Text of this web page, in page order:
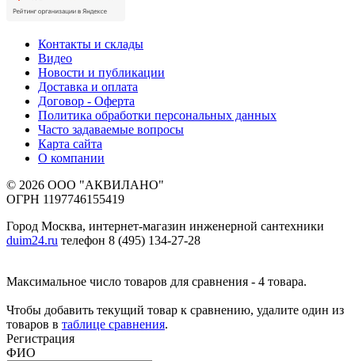
Контакты и склады
Видео
Новости и публикации
Доставка и оплата
Договор - Оферта
Политика обработки персональных данных
Часто задаваемые вопросы
Карта сайта
О компании
© 2026 ООО "АКВИЛАНО"
ОГРН 1197746155419
Город Москва, интернет-магазин инженерной сантехники
duim24.ru телефон 8 (495) 134-27-28
Максимальное число товаров для сравнения - 4 товара.
Чтобы добавить текущий товар к сравнению, удалите один из
товаров в таблице сравнения.
Регистрация
ФИО